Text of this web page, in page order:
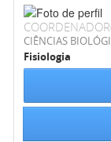
CIÊNCIAS
Fisiologia